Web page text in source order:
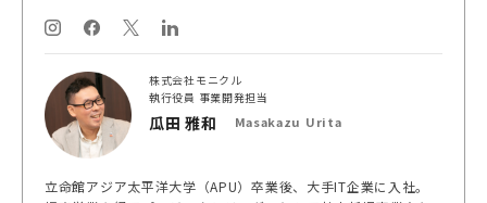
株式会社モニクル
執行役員 事業開発担当
瓜田 雅和 Masakazu Urita
立命館アジア太平洋大学（APU）卒業後、大手IT企業に入社。